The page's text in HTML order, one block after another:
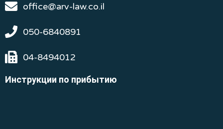
office@arv-law.co.il
050-6840891
04-8494012
Инструкции по прибытию